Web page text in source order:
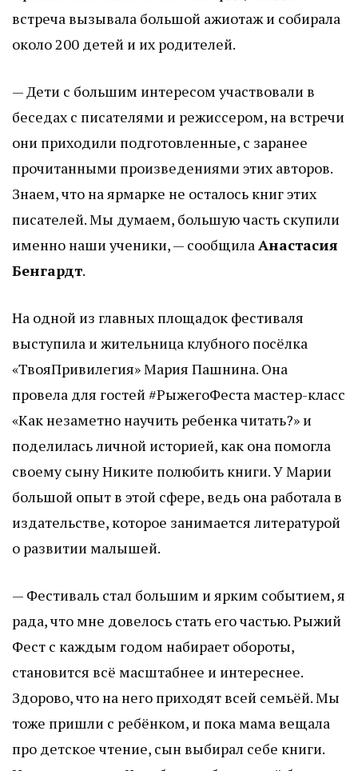
встреча вызывала большой ажиотаж и собирала
около 200 детей и их родителей.
— Дети с большим интересом участвовали в
беседах с писателями и режиссером, на встречи
они приходили подготовленные, с заранее
прочитанными произведениями этих авторов.
Знаем, что на ярмарке не осталось книг этих
писателей. Мы думаем, большую часть скупили
именно наши ученики, — сообщилаАнастасия
Бенгардт.
На одной из главных площадок фестиваля
выступила и жительница клубного посёлка
«ТвояПривилегия» Мария Пашнина. Она
провела для гостей #РыжегоФеста мастер-класс
«Как незаметно научить ребенка читать?» и
поделилась личной историей, как она помогла
своему сыну Никите полюбить книги. У Марии
большой опыт в этой сфере, ведь она работала в
издательстве, которое занимается литературой
о развитии малышей.
— Фестиваль стал большим и ярким событием, я
рада, что мне довелось стать его частью. Рыжий
Фест с каждым годом набирает обороты,
становится всё масштабнее и интереснее.
Здорово, что на него приходят всей семьёй. Мы
тоже пришли с ребёнком, и пока мама вещала
про детское чтение, сын выбирал себе книги.